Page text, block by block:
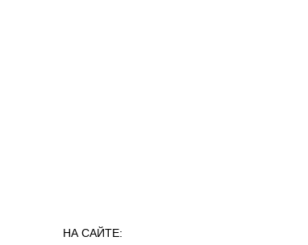
НА САЙТЕ: